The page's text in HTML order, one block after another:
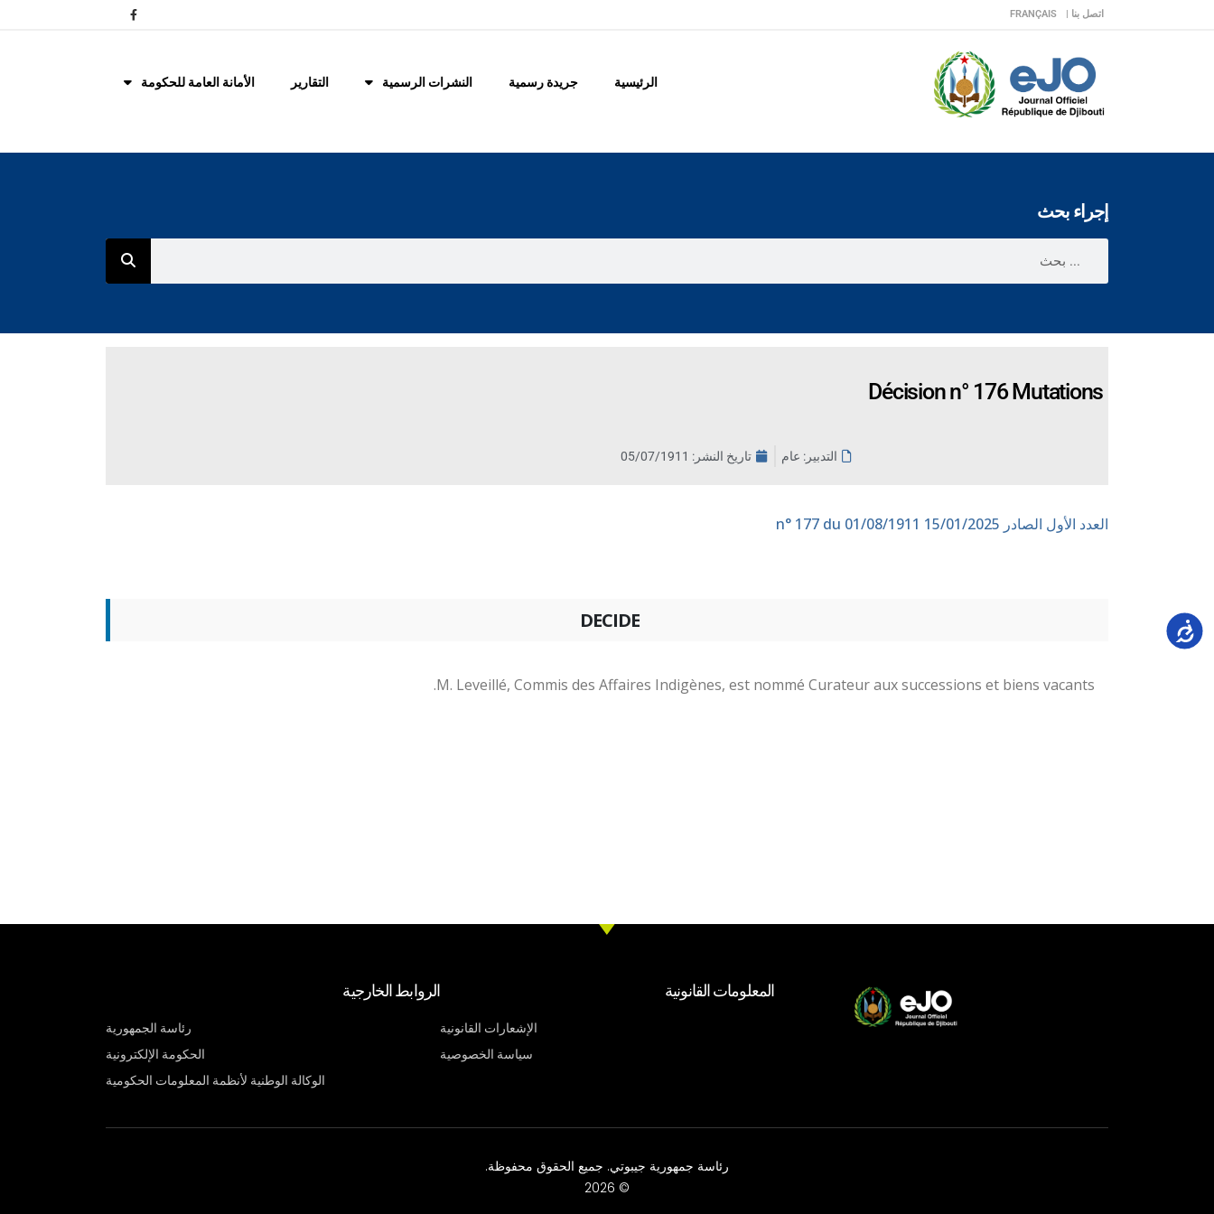
اتصل بنا | FRANÇAIS
الرئيسية جريدة رسمية النشرات الرسمية التقارير الأمانة العامة للحكومة
إجراء بحث
Décision n° 176 Mutations
التدبير: عام تاريخ النشر: 05/07/1911
العدد الأول الصادر 15/01/2025
DECIDE
M. Leveillé, Commis des Affaires Indigènes, est nommé Curateur aux successions et biens vacants.
المعلومات القانونية
الإشعارات القانونية
سياسة الخصوصية
الروابط الخارجية
رئاسة الجمهورية
الحكومة الإلكترونية
الوكالة الوطنية لأنظمة المعلومات الحكومية
رئاسة جمهورية جيبوتي. جميع الحقوق محفوظة.
© 2026